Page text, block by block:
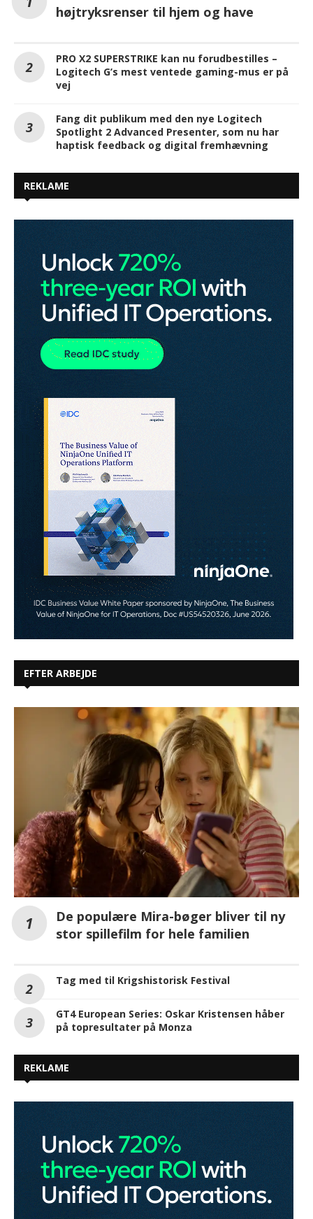
højtryksrenser til hjem og have
PRO X2 SUPERSTRIKE kan nu forudbestilles –
Logitech G’s mest ventede gaming-mus er på
vej
Fang dit publikum med den nye Logitech
Spotlight 2 Advanced Presenter, som nu har
haptisk feedback og digital fremhævning
REKLAME
EFTER ARBEJDE
De populære Mira-bøger bliver til ny
stor spillefilm for hele familien
Tag med til Krigshistorisk Festival
GT4 European Series: Oskar Kristensen håber
på topresultater på Monza
REKLAME